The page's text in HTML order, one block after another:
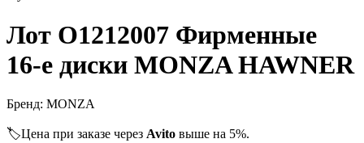
Лот O1212007 Фирменные
16-е диски MONZA HAWNER
Бренд: MONZA
🏷️Цена при заказе через Avito выше на 5%.